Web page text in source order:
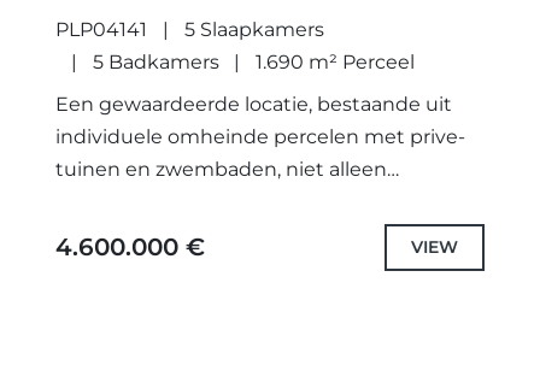
PLP04141
5 Slaapkamers
5 Badkamers
1.690 m² Perceel
Een gewaardeerde locatie, bestaande uit
individuele omheinde percelen met prive-
tuinen en zwembaden, niet alleen
geselecteerd de hoogste kwaliteit
specificaties en fittingen, maar ook elke
4.600.000 € VIEW